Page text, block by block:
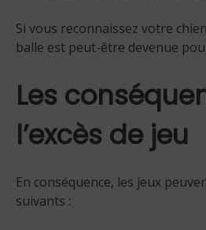
Si vous reconnaissez votre
balle est peut-être devenue
Les
l’excès de jeu
En conséquence, les jeux
suivants :